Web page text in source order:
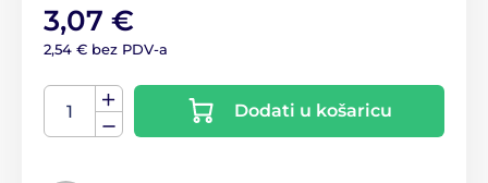
3,07 €
2,54 € bez PDV-a
Dodati u košaricu